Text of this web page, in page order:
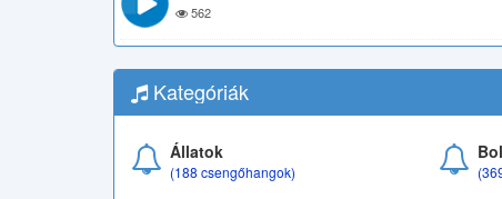
562
Kategóriák
Állatok
(188 csengőhangok)